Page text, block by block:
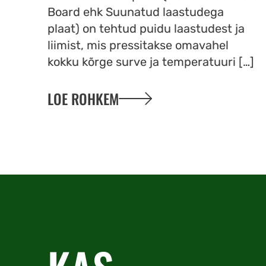
Board ehk Suunatud laastudega
plaat) on tehtud puidu laastudest ja
liimist, mis pressitakse omavahel
kokku kõrge surve ja temperatuuri […]
LOE ROHKEM